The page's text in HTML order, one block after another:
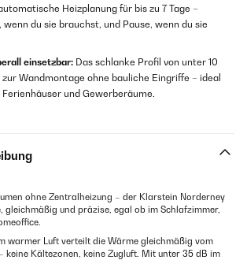
Heizplanung für bis zu 7 Tage –
du sie brauchst, und Pause, wenn du sie
einsetzbar: Das schlanke Profil von unter 10
Wandmontage ohne bauliche Eingriffe – ideal
und Gewerberäume.
ohne Zentralheizung – der Klarstein Norderney
gleichmäßig und präzise, egal ob im Schlafzimmer,
warmer Luft verteilt die Wärme gleichmäßig vom
keine Kältezonen, keine Zugluft. Mit unter 35 dB im